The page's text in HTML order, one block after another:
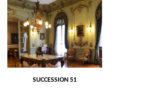
SUCCESSION 51